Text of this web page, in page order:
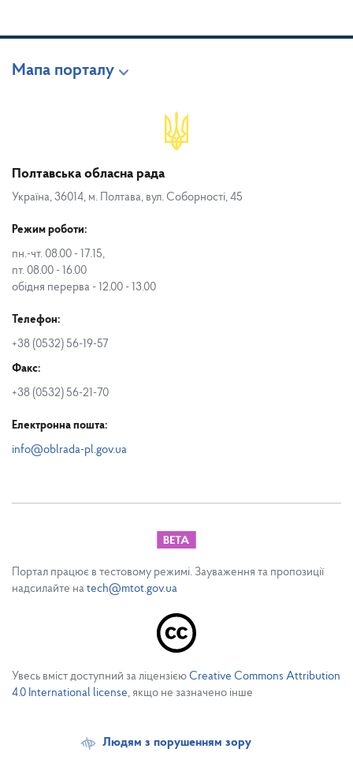
Мапа порталу
Полтавська обласна рада
Україна, 36014, м. Полтава, вул. Соборності, 45
Режим роботи:
пн.-чт. 08.00 - 17.15,
пт. 08.00 - 16.00
обідня перерва - 12.00 - 13.00
Телефон:
+38 (0532) 56-19-57
Факс:
+38 (0532) 56-21-70
Електронна пошта:
info@oblrada-pl.gov.ua
Портал працює в тестовому режимі. Зауваження та пропозиції
надсилайте на tech@mtot.gov.ua
Увесь вміст доступний за ліцензією Creative Commons Attribution
4.0 International license, якщо не зазначено інше
Людям з порушенням зору